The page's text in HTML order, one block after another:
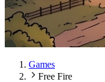
Games
Free Fire